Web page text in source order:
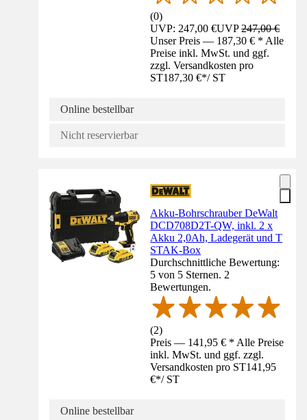
(0)
UVP: 247,00 €UVP247,00 €
Unser Preis — 187,30 € * Alle
Preise inkl. MwSt. und ggf.
zzgl. Versandkosten pro
ST187,30 €*/ ST
Online bestellbar
Nicht reservierbar
Akku-Bohrschrauber DeWalt
DCD708D2T-QW, inkl. 2 x
Akku 2,0Ah, Ladegerät und T
STAK-Box
Durchschnittliche Bewertung:
5 von 5 Sternen. 2
Bewertungen.
(2)
Preis — 141,95 € * Alle Preise
inkl. MwSt. und ggf. zzgl.
Versandkosten pro ST141,95
€*/ ST
Online bestellbar